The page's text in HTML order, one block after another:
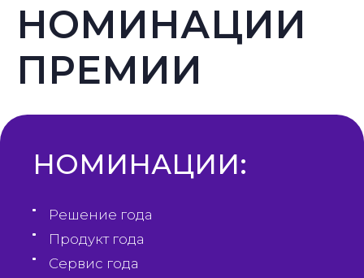
НОМИНАЦИИ
ПРЕМИИ
НОМИНАЦИИ:
Решение года
Продукт года
Сервис года